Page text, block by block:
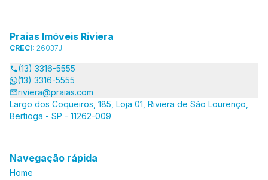
Praias Imóveis Riviera
CRECI: 26037J
(13) 3316-5555
(13) 3316-5555
riviera@praias.com
Largo dos Coqueiros, 185, Loja 01, Riviera de São Lourenço,
Bertioga - SP - 11262-009
Navegação rápida
Home